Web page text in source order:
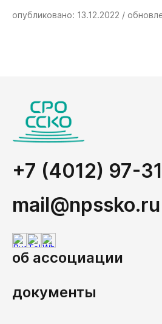
опубликовано: 13.12.2022 /
+7 (4012) 97-
mail@npssko.ru
об ассоциации
документы